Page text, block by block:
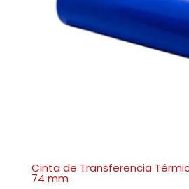
Cinta de Transferencia
74 mm